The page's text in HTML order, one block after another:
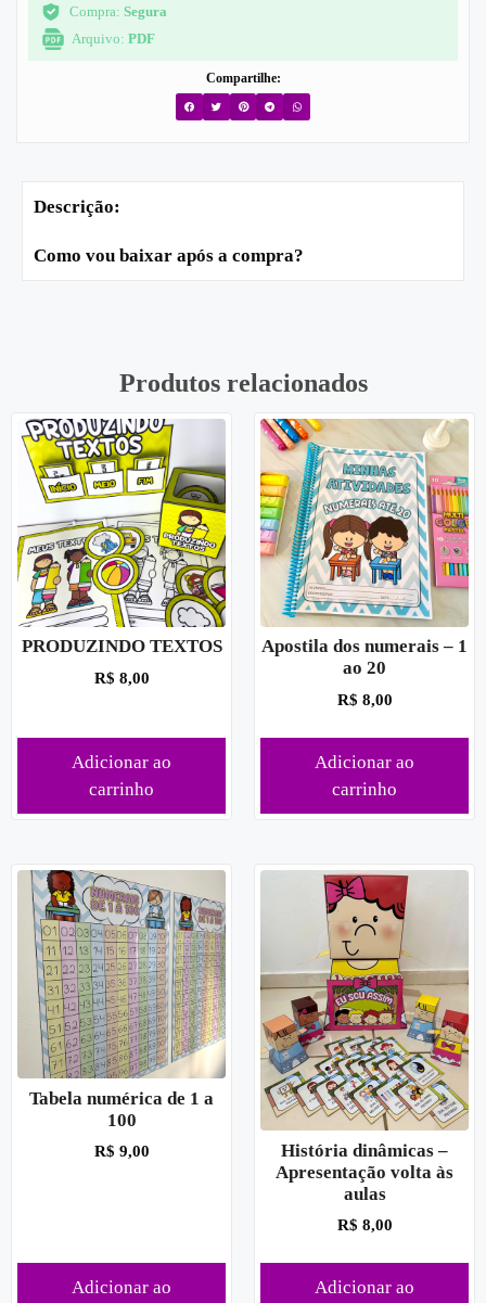
Compra: Segura
Arquivo: PDF
Compartilhe:
Descrição:
Como vou baixar após a compra?
Produtos relacionados
PRODUZINDO TEXTOS
R$ 8,00
Adicionar ao
carrinho
Apostila dos numerais – 1
ao 20
R$ 8,00
Adicionar ao
carrinho
Tabela numérica de 1 a
100
R$ 9,00
Adicionar ao
História dinâmicas –
Apresentação volta às
aulas
R$ 8,00
Adicionar ao